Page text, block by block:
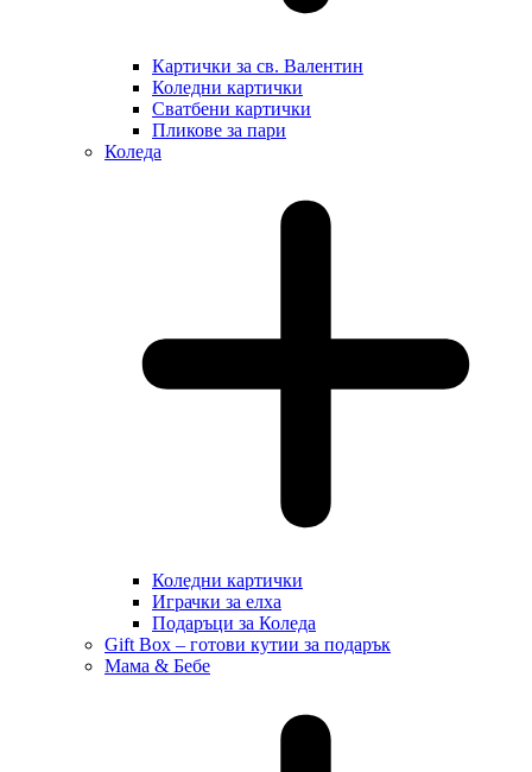
Картички за св. Валентин
Коледни картички
Сватбени картички
Пликове за пари
Коледа
Коледни картички
Играчки за елха
Подаръци за Коледа
Gift Box – готови кутии за подарък
Мама & Бебе